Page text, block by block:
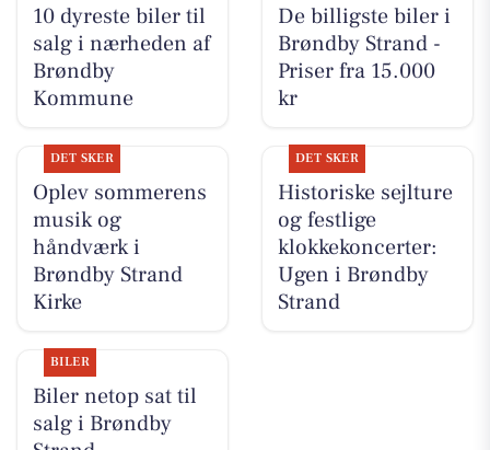
10 dyreste biler til
salg i nærheden af
Brøndby
Kommune
De billigste biler i
Brøndby Strand -
Priser fra 15.000
kr
DET SKER
Oplev sommerens
musik og
håndværk i
Brøndby Strand
Kirke
DET SKER
Historiske sejlture
og festlige
klokkekoncerter:
Ugen i Brøndby
Strand
BILER
Biler netop sat til
salg i Brøndby